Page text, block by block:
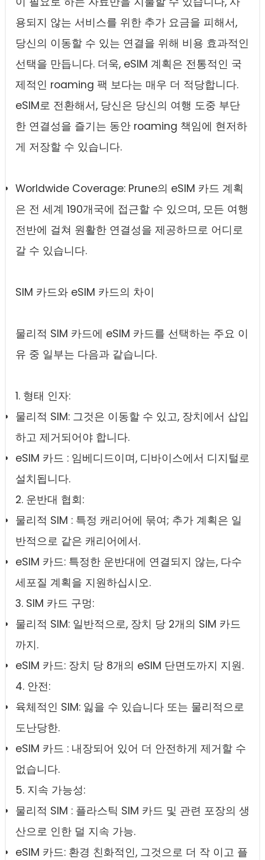
용되지 않는 서비스를 위한 추가 요금을 피해서,
당신의 이동할 수 있는 연결을 위해 비용 효과적인
선택을 만듭니다. 더욱, eSIM 계획은 전통적인 국
제적인 roaming 팩 보다는 매우 더 적당합니다.
eSIM로 전환해서, 당신은 당신의 여행 도중 부단
한 연결성을 즐기는 동안 roaming 책임에 현저하
게 저장할 수 있습니다.
Worldwide Coverage: Prune의 eSIM 카드 계획
은 전 세계 190개국에 접근할 수 있으며, 모든 여행
전반에 걸쳐 원활한 연결성을 제공하므로 어디로
갈 수 있습니다.
SIM 카드와 eSIM 카드의 차이
물리적 SIM 카드에 eSIM 카드를 선택하는 주요 이
유 중 일부는 다음과 같습니다.
1. 형태 인자:
물리적 SIM: 그것은 이동할 수 있고, 장치에서 삽입
하고 제거되어야 합니다.
eSIM 카드 : 임베디드이며, 디바이스에서 디지털로
설치됩니다.
2. 운반대 협회:
물리적 SIM : 특정 캐리어에 묶여; 추가 계획은 일
반적으로 같은 캐리어에서.
eSIM 카드: 특정한 운반대에 연결되지 않는, 다수
세포질 계획을 지원하십시오.
3. SIM 카드 구멍:
물리적 SIM: 일반적으로, 장치 당 2개의 SIM 카드
까지.
eSIM 카드: 장치 당 8개의 eSIM 단면도까지 지원.
4. 안전:
육체적인 SIM: 잃을 수 있습니다 또는 물리적으로
도난당한.
eSIM 카드 : 내장되어 있어 더 안전하게 제거할 수
없습니다.
5. 지속 가능성:
물리적 SIM : 플라스틱 SIM 카드 및 관련 포장의 생
산으로 인한 덜 지속 가능.
eSIM 카드: 환경 친화적인, 그것으로 더 작 이고 플